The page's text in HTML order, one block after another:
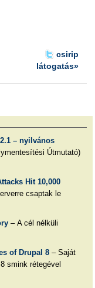
csirip
látogatás»
– nyilvános
Útmutató)
Hit 10,000
csaptak le
– A cél nélküli
of Drupal 8– Saját
smink rétegével